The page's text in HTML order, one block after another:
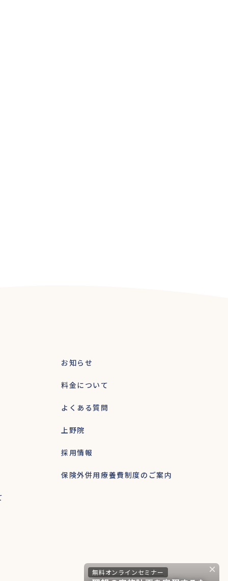
無料オンラインセミナー
お知らせ
料金について
よくある質問
上野院
採用情報
保険外併用療養費制度のご案内